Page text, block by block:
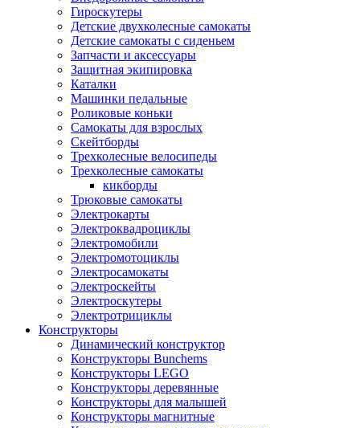
Гироскутеры
Детские двухколесные самокаты
Детские самокаты с сиденьем
Запчасти и аксессуары
Защитная экипировка
Каталки
Машинки педальные
Роликовые коньки
Самокаты для взрослых
Скейтборды
Трехколесные велосипеды
Трехколесные самокаты
кикборды
Трюковые самокаты
Электрокарты
Электроквадроциклы
Электромобили
Электромотоциклы
Электросамокаты
Электроскейты
Электроскутеры
Электротрициклы
Конструкторы
Динамический конструктор
Конструкторы Bunchems
Конструкторы LEGO
Конструкторы деревянные
Конструкторы для малышей
Конструкторы магнитные